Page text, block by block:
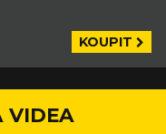
KOUPIT
VIDEA